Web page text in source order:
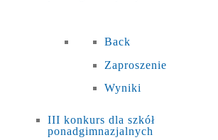
Back
Zaproszenie
Wyniki
III konkurs dla szkół
ponadgimnazjalnych